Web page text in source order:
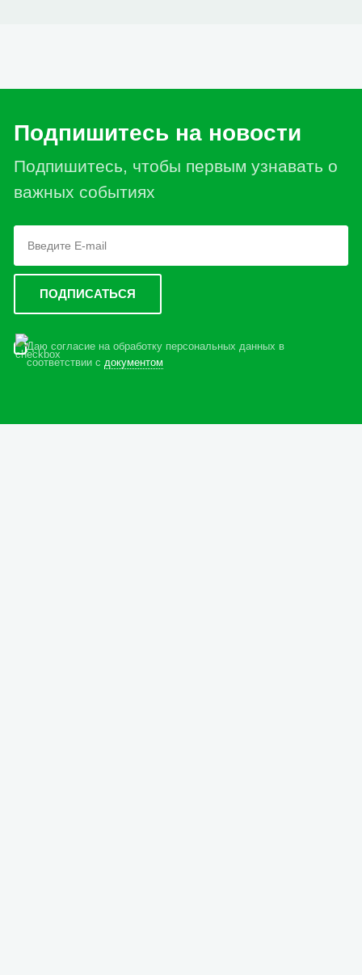
Подпишитесь на новости
Подпишитесь, чтобы первым узнавать о
важных событиях
Даю согласие на обработку персональных данных в
соответствии с документом